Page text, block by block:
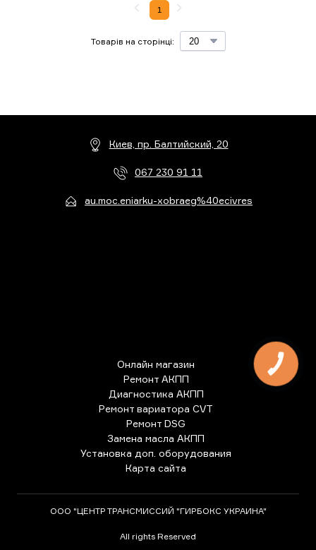
Товарів на сторінці:
1
Киев, пр. Балтийский, 20
067 230 91 11
au.moc.eniarku-xobraeg%40ecivres
Онлайн магазин
Ремонт АКПП
Диагностика АКПП
Ремонт вариатора CVT
Ремонт DSG
Замена масла АКПП
Установка доп. оборудования
Карта сайта
ООО "ЦЕНТР ТРАНСМИССИЙ "ГИРБОКС УКРАИНА"
All rights Reserved
КНОПКА
ЗВ'ЯЗКУ